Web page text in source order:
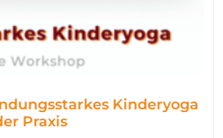
Kinderyoga
Praxis